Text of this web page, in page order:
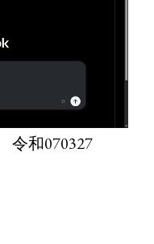
令和070327